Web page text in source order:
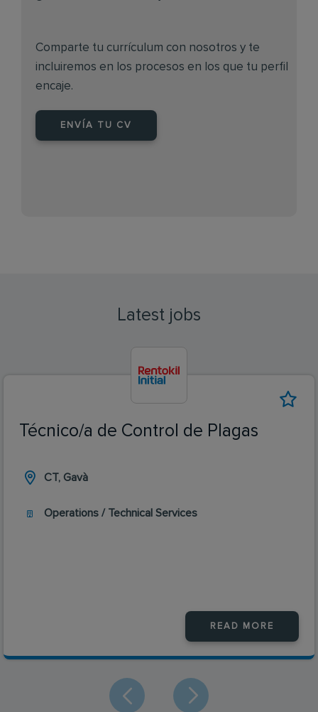
Comparte tu currículum con nosotros y te
incluiremos en los procesos en los que tu perfil
encaje.
ENVÍA TU CV
Latest jobs
Técnico/a de Control de Plagas
CT, Gavà
Operations / Technical Services
READ MORE